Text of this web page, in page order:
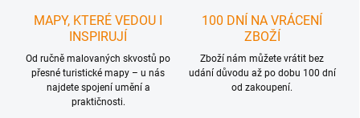
MAPY, KTERÉ VEDOU I
INSPIRUJÍ
Od ručně malovaných skvostů po
přesné turistické mapy – u nás
najdete spojení umění a
praktičnosti.
100 DNÍ NA VRÁCENÍ
ZBOŽÍ
Zboží nám můžete vrátit bez
udání důvodu až po dobu 100 dní
od zakoupení.